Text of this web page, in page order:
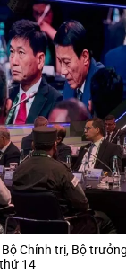
Chính trị, Bộ
14